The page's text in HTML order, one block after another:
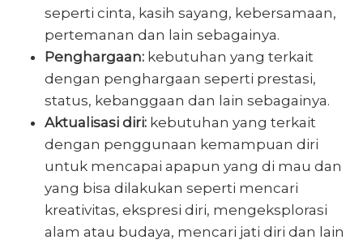
seperti cinta, kasih sayang, kebersamaan,
pertemanan dan lain sebagainya.
Penghargaan: kebutuhan yang terkait
dengan penghargaan seperti prestasi,
status, kebanggaan dan lain sebagainya.
Aktualisasi diri: kebutuhan yang terkait
dengan penggunaan kemampuan diri
untuk mencapai apapun yang di mau dan
yang bisa dilakukan seperti mencari
kreativitas, ekspresi diri, mengeksplorasi
alam atau budaya, mencari jati diri dan lain